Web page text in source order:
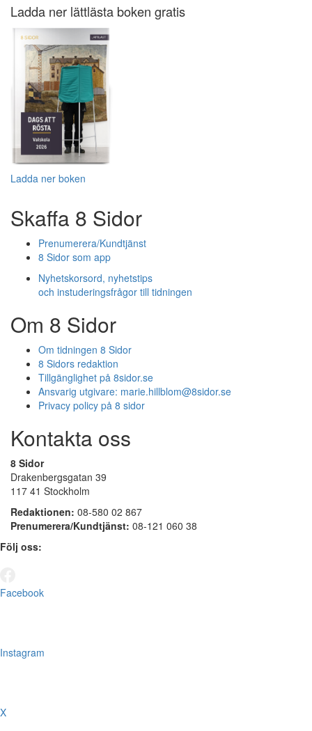
Ladda ner lättlästa boken gratis
Ladda ner boken
Skaffa 8 Sidor
Prenumerera/Kundtjänst
8 Sidor som app
Nyhetskorsord, nyhetstips
och instuderingsfrågor till tidningen
Om 8 Sidor
Om tidningen 8 Sidor
8 Sidors redaktion
Tillgänglighet på 8sidor.se
Ansvarig utgivare: marie.hillblom@8sidor.se
Privacy policy på 8 sidor
Kontakta oss
8 Sidor
Drakenbergsgatan 39
117 41 Stockholm
Redaktionen: 08-580 02 867
Prenumerera/Kundtjänst: 08-121 060 38
Följ oss:
Facebook
Instagram
X